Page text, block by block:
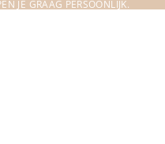
JE GRAAG PERSOONLIJK.